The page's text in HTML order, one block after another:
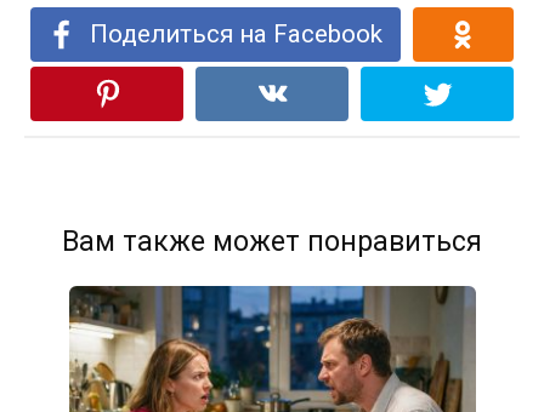
Поделиться на Facebook
Вам также может понравиться